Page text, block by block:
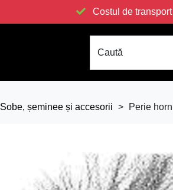
Costul de
Caută
Sobe, șeminee și accesorii > Perie